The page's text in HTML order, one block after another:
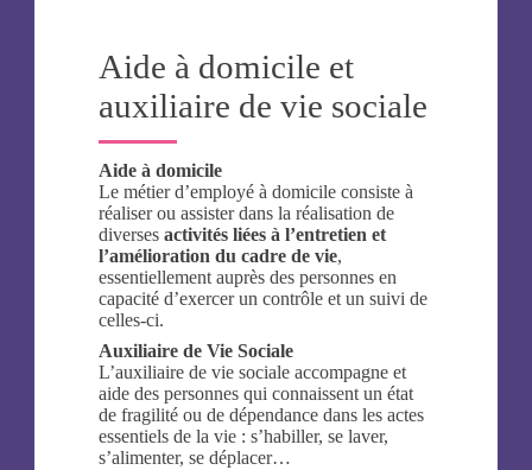
Aide à domicile et
auxiliaire de vie sociale
Aide à domicile
Le métier d’employé à domicile consiste à
réaliser ou assister dans la réalisation de
diversesactivités liées à l’entretien et
l’amélioration du cadre de vie,
essentiellement auprès des personnes en
capacité d’exercer un contrôle et un suivi de
celles-ci.
Auxiliaire de Vie Sociale
L’auxiliaire de vie sociale accompagne et
aide des personnes qui connaissent un état
de fragilité ou de dépendance dans les actes
essentiels de la vie : s’habiller, se laver,
s’alimenter, se déplacer…